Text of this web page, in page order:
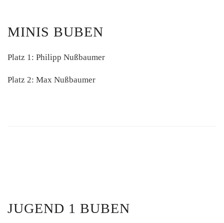
MINIS BUBEN
Platz 1: Philipp Nußbaumer
Platz 2: Max Nußbaumer
JUGEND 1 BUBEN